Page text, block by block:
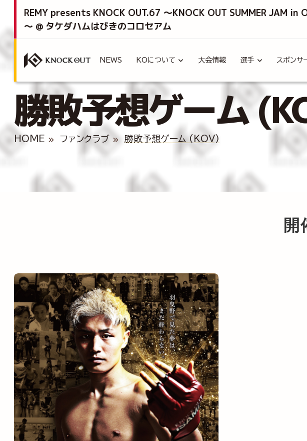
REMY presents KNOCK OUT.67 ～KNOCK OUT SUMMER JAM in
～ @ タケダハムはびきのコロセアム
NEWS KOについて 大会情報 選手 スポンサ
勝敗予想ゲーム
HOME ファンクラブ 勝敗予想ゲーム (KOV)
開